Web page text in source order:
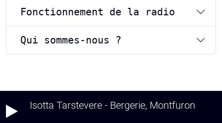
Fonctionnement de la radio
Qui sommes-nous ?
Isotta Tarstevere - Bergerie, Montfuron